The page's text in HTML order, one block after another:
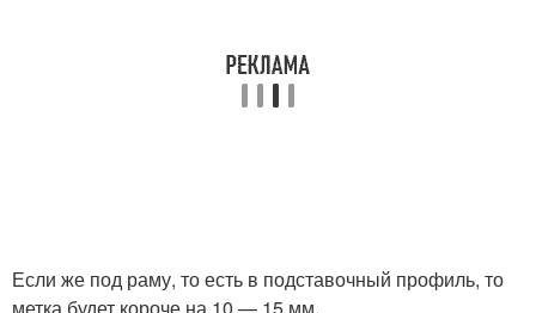
Если же под раму, то есть в подставочный профиль, то